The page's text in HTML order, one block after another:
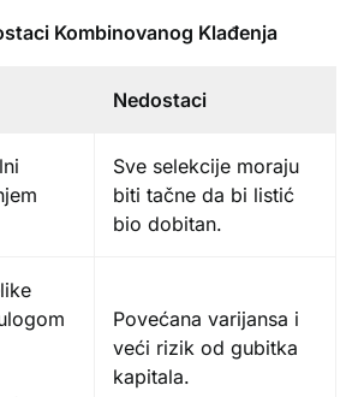
Kombinovanog Klađenja
Nedostaci
Sve selekcije moraju
biti tačne da bi listić
bio dobitan.
Povećana varijansa i
veći rizik od gubitka
kapitala.